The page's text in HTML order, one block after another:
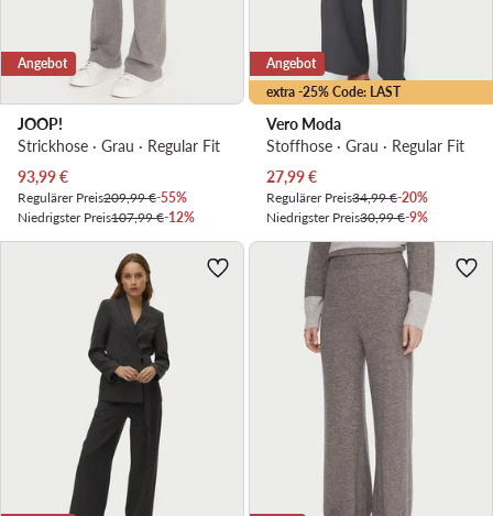
Angebot
JOOP!
Strickhose · Grau · Regular Fit
Aktueller Preis
93,99€
Regulärer Preis209,99 €-55%
Niedrigster Preis107,99 €-12%
extra -25% Code: LAST
Angebot
Vero Moda
Stoffhose · Grau · Regular Fit
Aktueller Preis
27,99€
Regulärer Preis34,99 €-20%
Niedrigster Preis30,99 €-9%